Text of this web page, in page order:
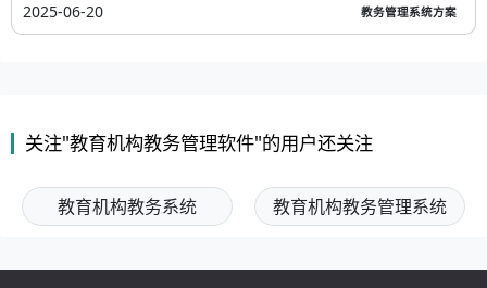
2025-06-20
教务管理系统方案
关注"教育机构教务管理软件"的用户还关注
教育机构教务系统 教育机构教务管理系统